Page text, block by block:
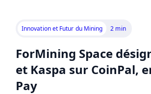
Innovation et Futur du Mining 2 min
ForMining Space
et Kaspa sur CoinPal,
Pay